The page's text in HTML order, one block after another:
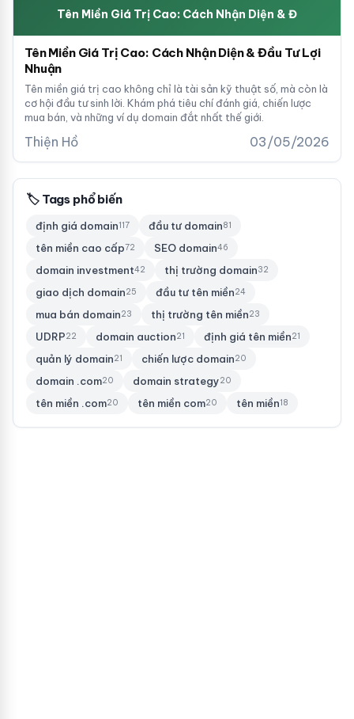
Tên Miền Giá Trị Cao: Cách Nhận Diện & Đ
Tên Miền Giá Trị Cao: Cách Nhận Diện & Đầu Tư Lợi
Nhuận
Tên miền giá trị cao không chỉ là tài sản kỹ thuật số, mà còn là
cơ hội đầu tư sinh lời. Khám phá tiêu chí đánh giá, chiến lược
mua bán, và những ví dụ domain đắt nhất thế giới.
Thiện Hồ 03/05/2026
🏷 Tags phổ biến
định giá domain117 đầu tư domain81
tên miền cao cấp72 SEO domain46
domain investment42 thị trường domain32
giao dịch domain25 đầu tư tên miền24
mua bán domain23 thị trường tên miền23
UDRP22 domain auction21 định giá tên miền21
quản lý domain21 chiến lược domain20
domain .com20 domain strategy20
tên miền .com20 tên miền com20 tên miền18